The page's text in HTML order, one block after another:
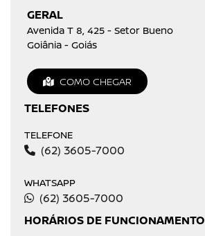
GERAL
Avenida T 8, 425 - Setor Bueno
Goiânia - Goiás
COMO CHEGAR
TELEFONES
TELEFONE
(62) 3605-7000
WHATSAPP
(62) 3605-7000
HORÁRIOS DE FUNCIONAMENTO